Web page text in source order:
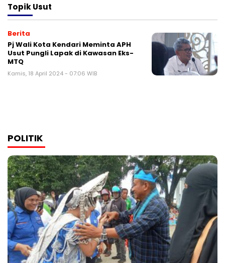
TopikUsut
Berita
Pj Wali Kota Kendari Meminta APH
Usut Pungli Lapak di Kawasan Eks-
MTQ
Kamis, 18 April 2024 - 07:06 WIB
POLITIK